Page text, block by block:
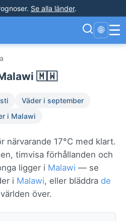
. Se alla länder.
🌐 ☰
Malawi 🇲🇼
Väder i september
i Malawi
närvarande 17°C med klart.
timvisa förhållanden och
ligger i Malawi — se
i Malawi, eller bläddra de
världen över.